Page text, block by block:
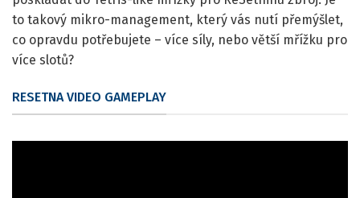
to takový mikro-management, který vás nutí přemýšlet,
co opravdu potřebujete – více síly, nebo větší mřížku pro
více slotů?
RESETNA VIDEO GAMEPLAY